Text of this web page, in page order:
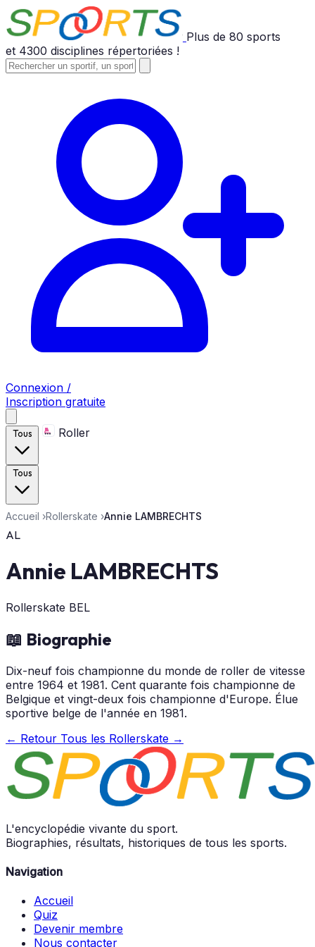
Plus de 80 sports
et 4300 disciplines répertoriées !
Connexion /
Inscription gratuite
Tous Roller
Tous
Accueil ›Rollerskate ›Annie LAMBRECHTS
AL
Annie LAMBRECHTS
Rollerskate BEL
📖 Biographie
Dix-neuf fois championne du monde de roller de vitesse
entre 1964 et 1981. Cent quarante fois championne de
Belgique et vingt-deux fois championne d'Europe. Élue
sportive belge de l'année en 1981.
← Retour Tous les Rollerskate →
L'encyclopédie vivante du sport.
Biographies, résultats, historiques de tous les sports.
Navigation
Accueil
Quiz
Devenir membre
Nous contacter